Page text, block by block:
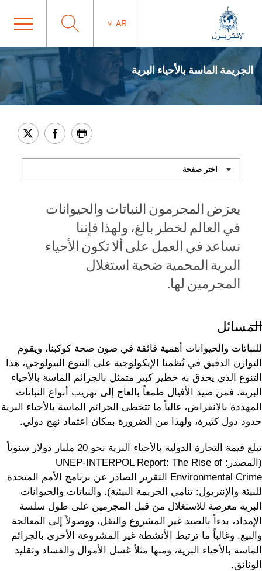
AR
الجريمة الماسة بالأحياء البرية
يعرَض المجرمون النباتات والحيوانات
في العالم لخطر بالغ، ولهذا فإننا
نساعد في العمل على ألا تكون الأحياء
البرية المحمية ضحية استغلال
المجرمين لها.
المسائل
للنباتات والحيوانات أهمية فائقة في صون صحة كوكبنا، ويقوم
التوازن الدقيق في نُظمنا الإيكولوجية على التنوع البيولوجي، هذا
التنوع الذي يحدق به خطير كبير متمثل بالجرائم الماسة بالأحياء
البرية. فمن صيد الأفيال طمعاً بالعاج إلى تهريب أنواع النباتات
المهددة بالانقراض، غالباً ما تتخطى الجرائم الماسة بالأحياء البرية
حدود دول كثيرة، ولهذا من الضرورة بمكان اعتماد نهج دولي.
تبلغ قيمة التجارة الدولية بالأحياء البرية نحو 20 مليار دولار سنوياً
(المصدر: UNEP-INTERPOL Report: The Rise of
Environmental Crime التقرير الصادر عن برنامج الأمم المتحدة
للبيئة والإنتربول: تنامي الجريمة البيئية). والنباتات والحيوانات
البرية معرضة للاستغلال من قبل المجرمين على طول سلسة
الإمداد، بدءاً بالصيد غير المشروع والنقل، ووصولاً إلى المعالجة
والبيع. وغالباً ما ترتبط الأنشطة غير المشروعة الأخرى بالجرائم
الماسة بالأحياء البرية، ومنها مثلاً غسل الأموال والفساد وتقليد
الوثائق.